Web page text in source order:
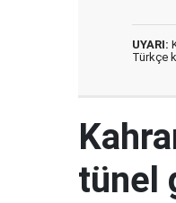
UYARI:
Türkçe
tünel